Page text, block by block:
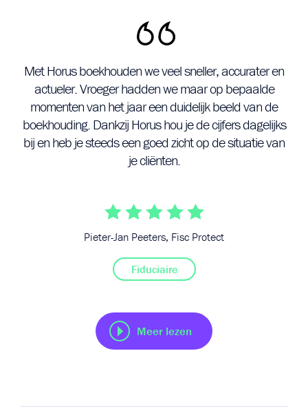
Met Horus boekhouden we veel sneller, accurater en
actueler. Vroeger hadden we maar op bepaalde
momenten van het jaar een duidelijk beeld van de
boekhouding. Dankzij Horus hou je de cijfers dagelijks
bij en heb je steeds een goed zicht op de situatie van
je cliënten.
Pieter-Jan Peeters, Fisc Protect
Fiduciaire
Meer lezen